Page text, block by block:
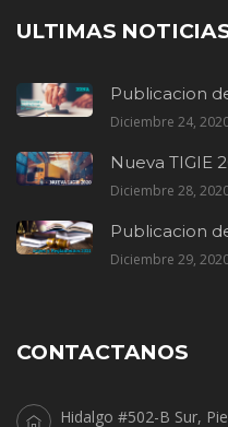
ULTIMAS
Publicacion
Diciembre 24,
Nueva TIGIE
Diciembre 28,
Publicacion
Diciembre 29,
CONTACTANOS
Hidalgo #502-B Sur,